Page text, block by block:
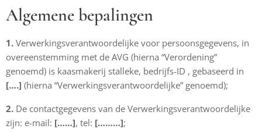
Algemene bepalingen
1. Verwerkingsverantwoordelijke voor persoonsgegevens, in
overeenstemming met de AVG (hierna “Verordening”
genoemd) is kaasmakerij stalleke, bedrijfs-ID , gebaseerd in
[….] (hierna “Verwerkingsverantwoordelijke” genoemd);
2. De contactgegevens van de Verwerkingsverantwoordelijke
zijn: e-mail: [……], tel: [………];